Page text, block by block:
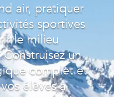
air, pratiquer
sportives
le milieu
un
complet et
élèves à